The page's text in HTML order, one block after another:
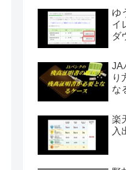
ゆ
イ
ダ
JA
り
な
楽
入